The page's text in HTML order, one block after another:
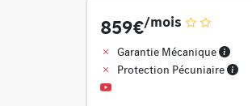
859€/mois
Garantie Mécanique
Protection Pécuniaire